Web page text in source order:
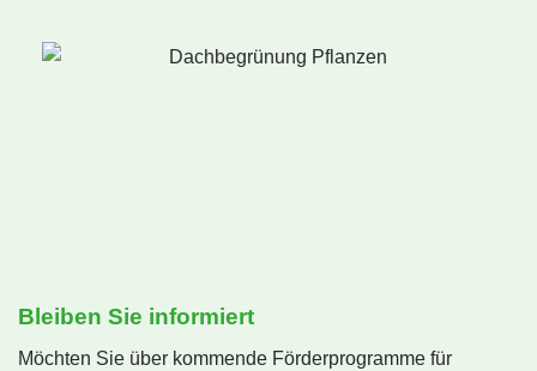
Bleiben Sie informiert
Möchten Sie über kommende Förderprogramme für